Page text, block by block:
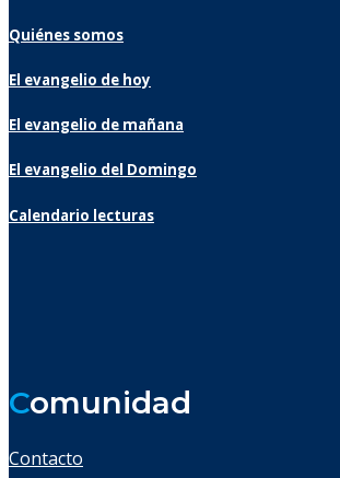
Quiénes somos
El evangelio de hoy
El evangelio de mañana
El evangelio del Domingo
Calendario lecturas
Comunidad
Contacto